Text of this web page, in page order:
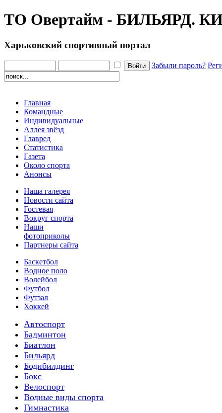
ТО Овертайм - БИЛЬЯРД.
Харьковский спортивный портал
Забыли пароль?
Главная
Командные
Индивидуальные
Аллея звёзд
Главред
Статистика
Газета
Около спорта
Анонсы
Наша галерея
Новости сайта
Гостевая
Вокруг спорта
Наши
фотоприколы
Партнеры сайта
Баскетбол
Водное поло
Волейбол
Футбол
Футзал
Хоккей
Автоспорт
Бадминтон
Биатлон
Бильярд
Бодибилдинг
Бокс
Велоспорт
Водные виды спорта
Гимнастика